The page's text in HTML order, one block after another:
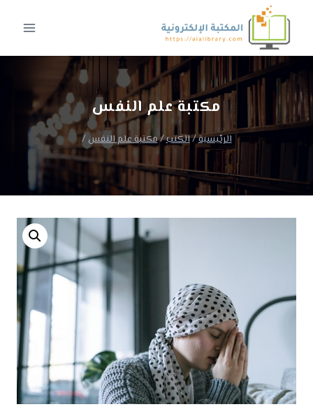
المحتوى
مكتبة علم النفس
الرئيسية/الكتب/مكتبة علم النفس /